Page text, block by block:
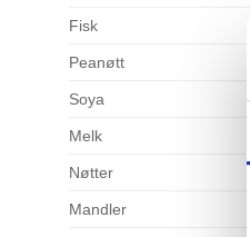
Fisk
Peanøtt
Soya
Melk
Nøtter
Mandler